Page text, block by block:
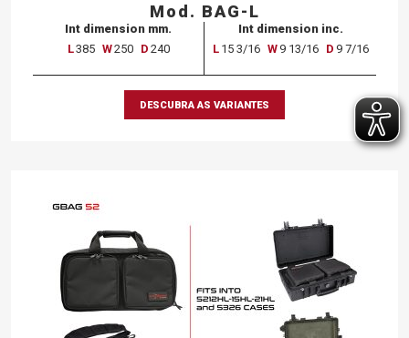
Mod. BAG-L
Int dimension mm.
L385 W250 D 240
Int dimension inc.
L 15 3/16 W 9 13/16 D 9 7/16
DESCUBRA AS VARIANTES